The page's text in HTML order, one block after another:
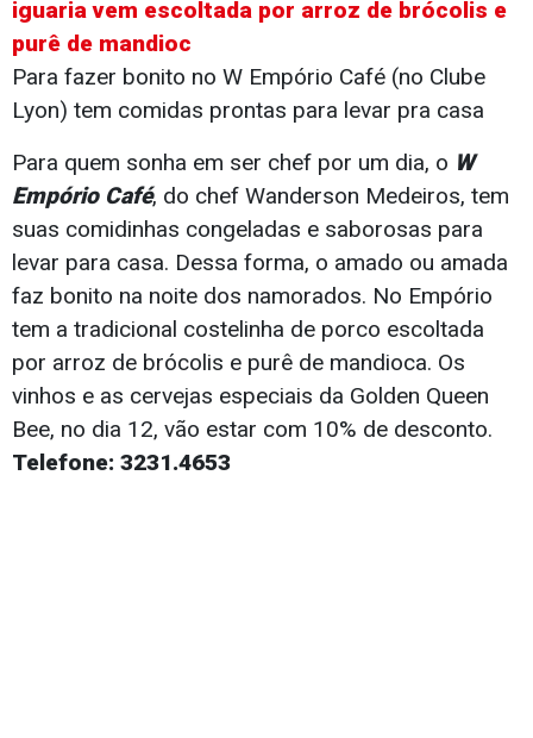
Para fazer bonito no W Empório Café (no Clube
Lyon) tem comidas prontas para levar pra casa
Para quem sonha em ser chef por um dia, o W
Empório Café, do chef Wanderson Medeiros, tem
suas comidinhas congeladas e saborosas para
levar para casa. Dessa forma, o amado ou amada
faz bonito na noite dos namorados. No Empório
tem a tradicional costelinha de porco escoltada
por arroz de brócolis e purê de mandioca. Os
vinhos e as cervejas especiais da Golden Queen
Bee, no dia 12, vão estar com 10% de desconto.
Telefone: 3231.4653